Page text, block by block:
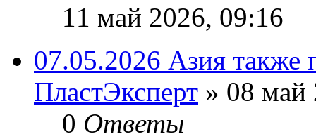
11 май 2026, 09:16
07.05.2026 Азия также
ПластЭксперт » 08 май
0 Ответы